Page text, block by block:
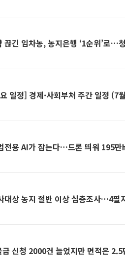
끊긴 임차농, 농지은행 ‘1순위’로…
일정] 경제·사회부처 주간 일정 (7
전용 AI가 잡는다…드론 띄워 195만
대상 농지 절반 이상 심층조사…4필
금 신청 2000건 늘었지만 면적은